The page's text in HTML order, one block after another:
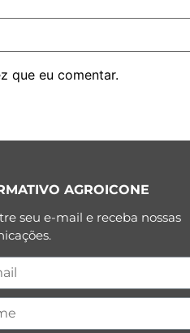
que eu comentar.
AGROICONE
seu e-mail e receba nossas